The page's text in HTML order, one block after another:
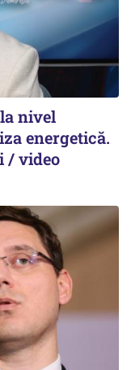
nivel
energetică.
/ video